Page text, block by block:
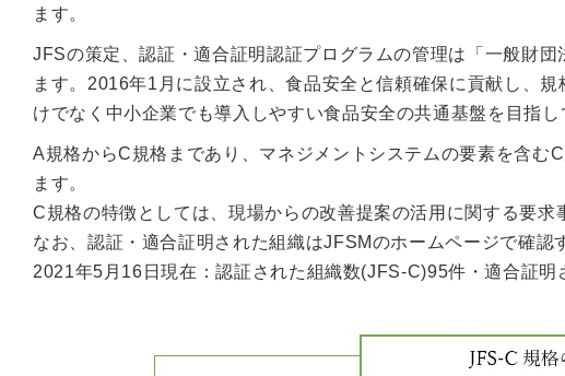
ます。
JFSの策定、認証・適合証明認証プログラムの管理は「一般財
ます。2016年1月に設立され、食品安全と信頼確保に貢献し、
けでなく中小企業でも導入しやすい食品安全の共通基盤を目指し
A規格からC規格まであり、マネジメントシステムの要素を含む
ます。
C規格の特徴としては、現場からの改善提案の活用に関する要求
なお、認証・適合証明された組織はJFSMのホームページで確認
2021年5月16日現在：認証された組織数(JFS-C)95件・適合証